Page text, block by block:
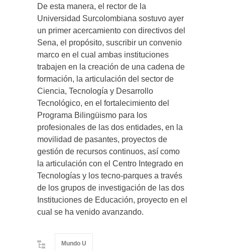
De esta manera, el rector de la
Universidad Surcolombiana sostuvo ayer
un primer acercamiento con directivos del
Sena, el propósito, suscribir un convenio
marco en el cual ambas instituciones
trabajen en la creación de una cadena de
formación, la articulación del sector de
Ciencia, Tecnología y Desarrollo
Tecnológico, en el fortalecimiento del
Programa Bilingüismo para los
profesionales de las dos entidades, en la
movilidad de pasantes, proyectos de
gestión de recursos continuos, así como
la articulación con el Centro Integrado en
Tecnologías y los tecno-parques a través
de los grupos de investigación de las dos
Instituciones de Educación, proyecto en el
cual se ha venido avanzando.
Mundo U